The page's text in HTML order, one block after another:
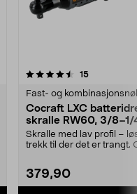
15anmeldelser
Fast- og
Cocraft LXC
skralle RW60, 3/8–1/
tommer, 18 V
Skralle med lav profil –
trekk til der det er trangt.
379,90
4.0 av 5 stjerner